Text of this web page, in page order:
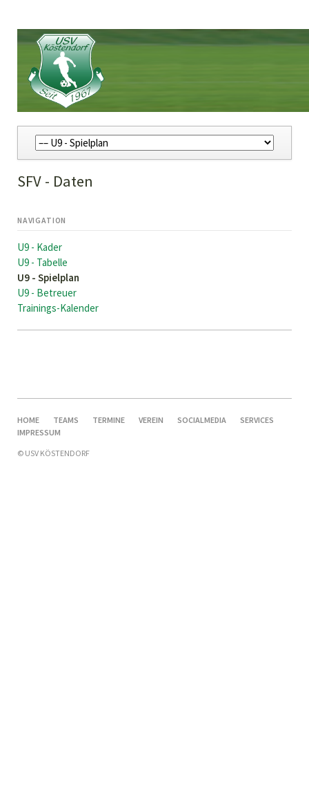
Navigation
überspringen
SFV - Daten
NAVIGATION
überspringen
U9 - Kader
U9 - Tabelle
U9 - Spielplan
U9 - Betreuer
Trainings-Kalender
NAVIGATION
ÜBERSPRINGEN
HOME TEAMS TERMINE VEREIN SOCIALMEDIA
SERVICES
NAVIGATION
IMPRESSUM
© USV KÖSTENDORF